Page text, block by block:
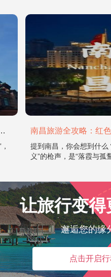
夏都，邂逅欧陆童话与中国浪漫
提到南昌，你会想到什么
义”的枪声，是“落霞与孤
让旅行变得
邂逅您的缘
点击开启